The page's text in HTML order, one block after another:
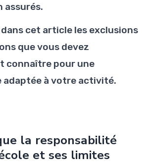
assurés.
cet article les exclusions
que vous devez
connaître pour une
adaptée à votre activité.
la responsabilité
et ses limites